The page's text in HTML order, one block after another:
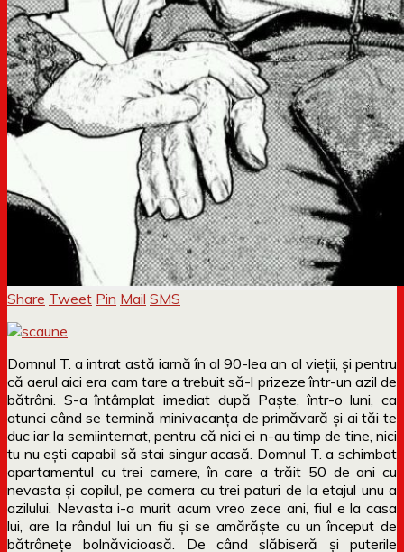
Share Tweet Pin Mail SMS
Domnul T. a intrat astă iarnă în al 90-lea an al vieții, și pentru
că aerul aici era cam tare a trebuit să-l prizeze într-un azil de
bătrâni. S-a întâmplat imediat după Paște, într-o luni, ca
atunci când se termină minivacanța de primăvară și ai tăi te
duc iar la semiinternat, pentru că nici ei n-au timp de tine, nici
tu nu ești capabil să stai singur acasă. Domnul T. a schimbat
apartamentul cu trei camere, în care a trăit 50 de ani cu
nevasta și copilul, pe camera cu trei paturi de la etajul unu a
azilului. Nevasta i-a murit acum vreo zece ani, fiul e la casa
lui, are la rândul lui un fiu și se amărăște cu un început de
bătrânețe bolnăvicioasă. De când slăbiseră și puterile